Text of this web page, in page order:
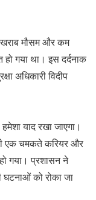
खराब मौसम और कम
गया था। इस दर्दनाक
अधिकारी विदीप
याद रखा जाएगा।
एक चमकते करियर और
गया। प्रशासन ने
घटनाओं को रोका जा